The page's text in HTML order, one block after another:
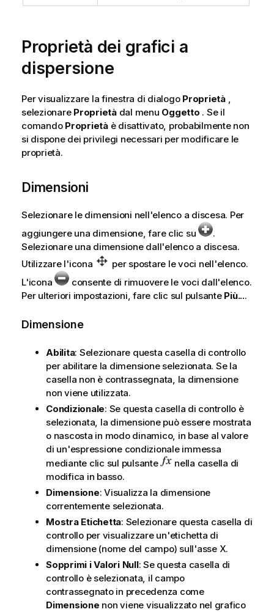
Proprietà dei grafici a
dispersione
Per visualizzare la finestra di dialogo Proprietà ,
selezionare Proprietàdal menu Oggetto . Se il
comando Proprietàè disattivato, probabilmente non
si dispone dei privilegi necessari per modificare le
proprietà.
Dimensioni
Selezionare le dimensioni nell'elenco a discesa. Per
aggiungere una dimensione, fare clic su
.
Selezionare una dimensione dall'elenco a discesa.
Utilizzare l'icona
per spostare le voci nell'elenco.
L'icona
consente di rimuovere le voci dall'elenco.
Per ulteriori impostazioni, fare clic sul pulsante Più....
Dimensione
Abilita: Selezionare questa casella di controllo
per abilitare la dimensione selezionata. Se la
casella non è contrassegnata, la dimensione
non viene utilizzata.
Condizionale: Se questa casella di controllo è
selezionata, la dimensione può essere mostrata
o nascosta in modo dinamico, in base al valore
di un'espressione condizionale immessa
mediante clic sul pulsante
nella casella di
modifica in basso.
Dimensione: Visualizza la dimensione
correntemente selezionata.
Mostra Etichetta: Selezionare questa casella di
controllo per visualizzare un'etichetta di
dimensione (nome del campo) sull'asse X.
Sopprimi i Valori Null: Se questa casella di
controllo è selezionata, il campo
contrassegnato in precedenza come
Dimensione non viene visualizzato nel grafico